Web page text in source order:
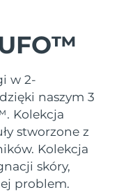
w 2-
naszym 3
Kolekcja
stworzone z
Kolekcja
skóry,
problem.